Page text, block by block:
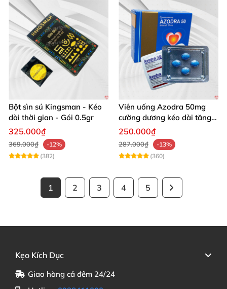
Bột sìn sú Kingsman - Kéo
dài thời gian - Gói 0.5gr
325.000₫
369.000₫
-12%
(382)
Viên uống Azodra 50mg
cường dương kéo dài tăng
sinh lý nam
250.000₫
287.000₫
-13%
(360)
1 2 3 4 5
Kẹo Kích Dục
Giao hàng cả đêm 24/24